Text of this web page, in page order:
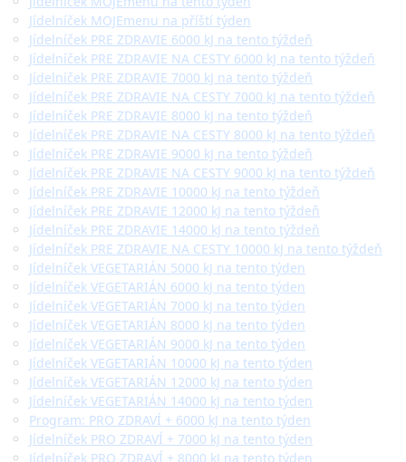
Jídelníček MOJEmenu na příští týden
Jídelníček PRE ZDRAVIE 6000 kJ na tento týždeň
Jídelníček PRE ZDRAVIE NA CESTY 6000 kJ na tento týždeň
Jídelníček PRE ZDRAVIE 7000 kJ na tento týždeň
Jídelníček PRE ZDRAVIE NA CESTY 7000 kJ na tento týždeň
Jídelníček PRE ZDRAVIE 8000 kJ na tento týždeň
Jídelníček PRE ZDRAVIE NA CESTY 8000 kJ na tento týždeň
Jídelníček PRE ZDRAVIE 9000 kJ na tento týždeň
Jídelníček PRE ZDRAVIE NA CESTY 9000 kJ na tento týždeň
Jídelníček PRE ZDRAVIE 10000 kJ na tento týždeň
Jídelníček PRE ZDRAVIE 12000 kJ na tento týždeň
Jídelníček PRE ZDRAVIE 14000 kJ na tento týždeň
Jídelníček PRE ZDRAVIE NA CESTY 10000 kJ na tento týždeň
Jídelníček VEGETARIÁN 5000 kJ na tento týden
Jídelníček VEGETARIÁN 6000 kJ na tento týden
Jídelníček VEGETARIÁN 7000 kJ na tento týden
Jídelníček VEGETARIÁN 8000 kJ na tento týden
Jídelníček VEGETARIÁN 9000 kJ na tento týden
Jídelníček VEGETARIÁN 10000 kJ na tento týden
Jídelníček VEGETARIÁN 12000 kJ na tento týden
Jídelníček VEGETARIÁN 14000 kJ na tento týden
Program: PRO ZDRAVÍ + 6000 kJ na tento týden
Jídelníček PRO ZDRAVÍ + 7000 kJ na tento týden
Jídelníček PRO ZDRAVÍ + 8000 kJ na tento týden